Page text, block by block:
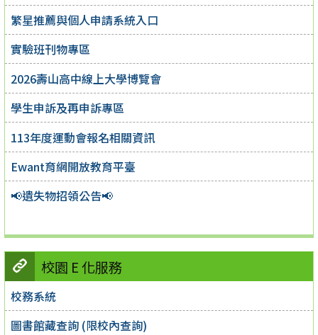
繁星推薦與個人申請系統入口
實驗班刊物專區
2026壽山高中線上大學博覽會
學生申訴及再申訴專區
113年度運動會報名相關資訊
Ewant育網開放教育平臺
📢遺失物招領公告📢
校園 E 化服務
校務系統
圖書館藏查詢 (限校內查詢)